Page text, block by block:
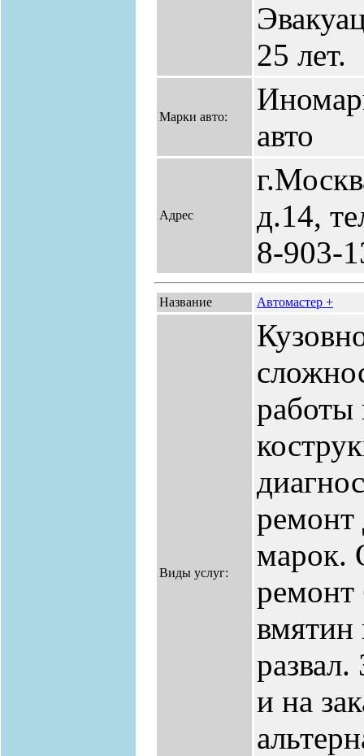
25 лет.
Марки авто:
авто
Адрес
д.14,
8-903-
Название Автомастер +
Виды услуг:
работы
ремонт
марок.
ремонт
вмятин
и на